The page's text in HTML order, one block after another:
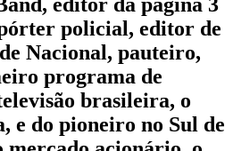
editor da página 3
policial, editor de
Nacional, pauteiro,
programa de
brasileira, o
e do pioneiro no Sul de